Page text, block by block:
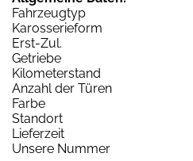
Fahrzeugtyp
Karosserieform
Erst-Zul.
Getriebe
Kilometerstand
Anzahl der Türen
Farbe
Standort
Lieferzeit
Unsere Nummer